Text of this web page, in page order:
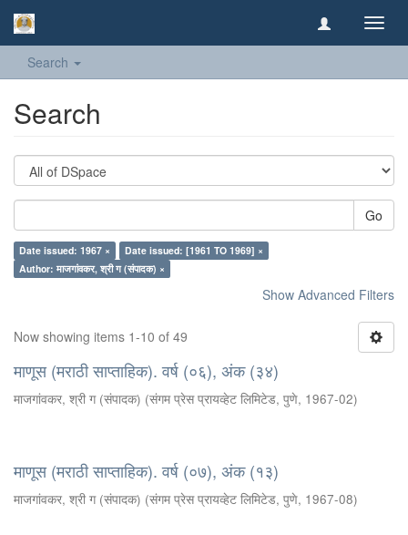
Search
Search
Go
Date issued: 1967 ×
Date issued: [1961 TO 1969] ×
Author: माजगांवकर, श्री ग (संपादक) ×
Show Advanced Filters
Now showing items 1-10 of 49
माणूस (मराठी साप्ताहिक). वर्ष (०६), अंक (३४)
माजगांवकर, श्री ग (संपादक) (संगम प्रेस प्रायव्हेट लिमिटेड, पुणे, 1967-02)
माणूस (मराठी साप्ताहिक). वर्ष (०७), अंक (१३)
माजगांवकर, श्री ग (संपादक) (संगम प्रेस प्रायव्हेट लिमिटेड, पुणे, 1967-08)